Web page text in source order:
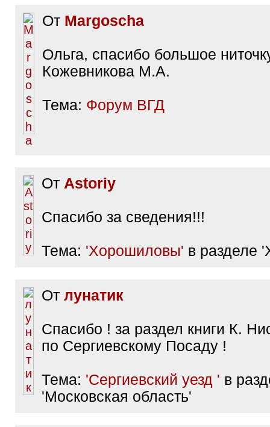
От Margoscha
Ольга, спасибо большое
Кожевникова М.А.
Тема: Форум ВГД
От Astoriy
Спасибо за сведения!!!
Тема: 'Хорошиловы' в разделе
От лунатик
Спасибо ! за раздел книги К.
по Сергиевскому Посаду !
Тема: 'Сергиевский уезд ' в
'Московская область'